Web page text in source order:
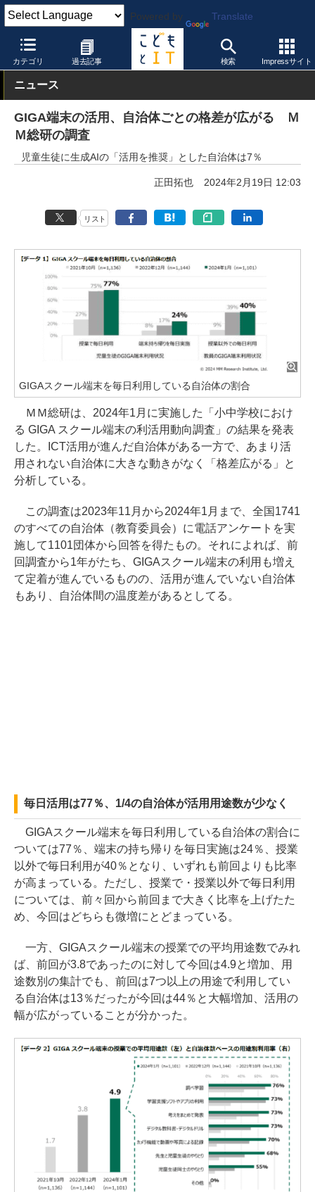
Powered by Translate
カテゴリ 過去記事 検索 Impressサイト
こどもとIT トピック 小中GIGA
ニュース
GIGA端末の活用、自治体ごとの格差が広がる Ｍ
Ｍ総研の調査
児童生徒に生成AIの「活用を推奨」とした自治体は7％
正田拓也 2024年2月19日 12:03
リスト
GIGAスクール端末を毎日利用している自治体の割合
ＭＭ総研は、2024年1月に実施した「小中学校におけ
る GIGA スクール端末の利活用動向調査」の結果を発表
した。ICT活用が進んだ自治体がある一方で、あまり活
用されない自治体に大きな動きがなく「格差広がる」と
分析している。
この調査は2023年11月から2024年1月まで、全国1741
のすべての自治体（教育委員会）に電話アンケートを実
施して1101団体から回答を得たもの。それによれば、前
回調査から1年がたち、GIGAスクール端末の利用も増え
て定着が進んでいるものの、活用が進んでいない自治体
もあり、自治体間の温度差があるとしてる。
毎日活用は77％、1/4の自治体が活用用途数が少なく
GIGAスクール端末を毎日利用している自治体の割合に
ついては77％、端末の持ち帰りを毎日実施は24％、授業
以外で毎日利用が40％となり、いずれも前回よりも比率
が高まっている。ただし、授業で・授業以外で毎日利用
については、前々回から前回まで大きく比率を上げたた
め、今回はどちらも微増にとどまっている。
一方、GIGAスクール端末の授業での平均用途数でみれ
ば、前回が3.8であったのに対して今回は4.9と増加、用
途数別の集計でも、前回は7つ以上の用途で利用してい
る自治体は13％だったが今回は44％と大幅増加、活用の
幅が広がっていることが分かった。